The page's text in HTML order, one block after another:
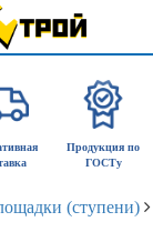
Продукция по
ГОСТу
(ступени)